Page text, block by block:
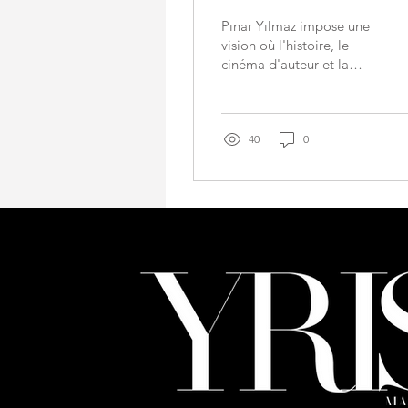
style
Pınar Yılmaz impose une
vision où l'histoire, le
cinéma d'auteur et la
elle utilise son bagage
une esthétique singulière.
marqué par une rigueur
architecturale et une
poésie européenne. 1.
Pourriez-vous vous
présenter ? Je suis née en
1991 à Bursa, en Turquie,
avec des racines
40 0